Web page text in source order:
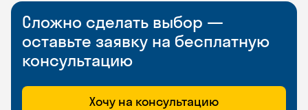
Сложно сделать выбор —
оставьте заявку на бесплатную
консультацию
Хочу на консультацию